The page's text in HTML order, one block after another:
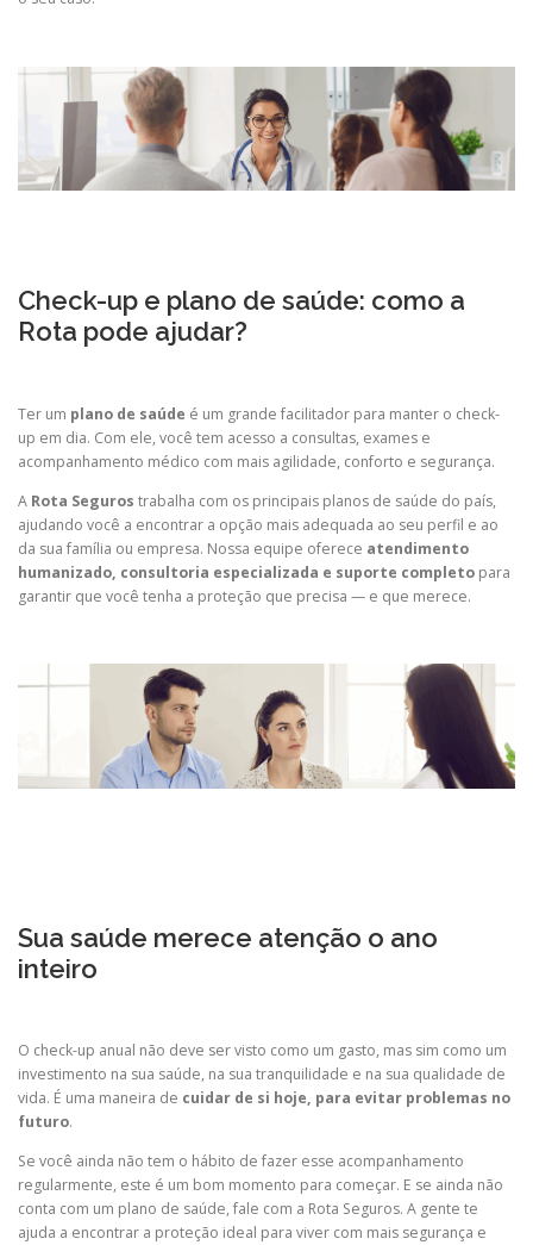
Check-up e plano de saúde: como a
Rota pode ajudar?
Ter um plano de saúde é um grande facilitador para manter o check-
up em dia. Com ele, você tem acesso a consultas, exames e
acompanhamento médico com mais agilidade, conforto e segurança.
A Rota Seguros trabalha com os principais planos de saúde do país,
ajudando você a encontrar a opção mais adequada ao seu perfil e ao
da sua família ou empresa. Nossa equipe oferece atendimento
humanizado, consultoria especializada e suporte completo para
garantir que você tenha a proteção que precisa — e que merece.
Sua saúde merece atenção o ano
inteiro
O check-up anual não deve ser visto como um gasto, mas sim como um
investimento na sua saúde, na sua tranquilidade e na sua qualidade de
vida. É uma maneira de cuidar de si hoje, para evitar problemas no
futuro.
Se você ainda não tem o hábito de fazer esse acompanhamento
regularmente, este é um bom momento para começar. E se ainda não
conta com um plano de saúde, fale com a Rota Seguros. A gente te
ajuda a encontrar a proteção ideal para viver com mais segurança e